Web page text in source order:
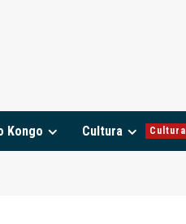
Kongo Cultura Cultura